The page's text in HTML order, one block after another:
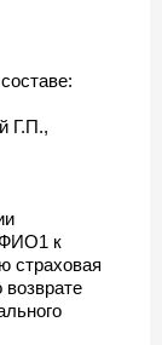
Г.П.,
ФИО1 к
страховая